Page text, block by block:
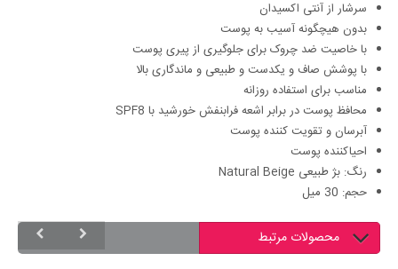
سرشار از آنتی اکسیدان
بدون هیچگونه آسیب به پوست
با خاصیت ضد چروک برای جلوگیری از پیری پوست
با پوشش صاف و یکدست و طبیعی و ماندگاری بالا
مناسب برای استفاده روزانه
محافظ پوست در برابر اشعه فرابنفش خورشید با SPF8
آبرسان و تقویت کننده پوست
احیاکننده پوست
رنگ: بژ طبیعی Natural Beige
حجم: 30 میل
محصولات مرتبط